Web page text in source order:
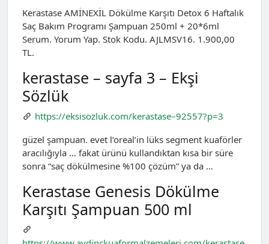
Kerastase AMİNEXİL Dökülme Karşıtı Detox 6 Haftalık
Saç Bakım Programı Şampuan 250ml + 20*6ml
Serum. Yorum Yap. Stok Kodu. AJLMSV16. 1.900,00
TL.
kerastase – sayfa 3 – Ekşi
Sözlük
https://eksisozluk.com/kerastase–92557?p=3
güzel şampuan. evet l’oreal’in lüks segment kuaförler
aracılığıyla … fakat ürünü kullandıktan kısa bir süre
sonra “saç dökülmesine %100 çözüm” ya da …
Kerastase Genesis Dökülme
Karşıtı Şampuan 500 ml